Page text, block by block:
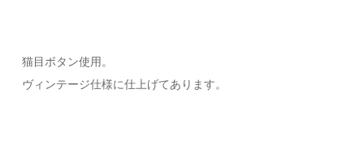
猫目ボタン使用。
ヴィンテージ仕様に仕上げてあります。